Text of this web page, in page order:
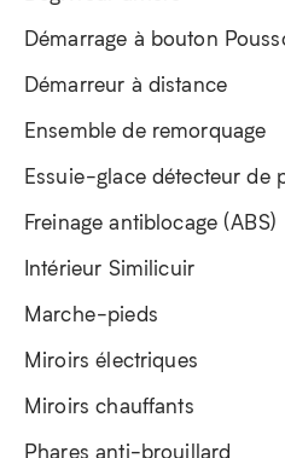
Démarrage à bouton
Démarreur à distance
Ensemble de remorquage
Essuie-glace détecteur de
Freinage antiblocage (ABS)
Intérieur Similicuir
Marche-pieds
Miroirs électriques
Miroirs chauffants
Phares anti-brouillard